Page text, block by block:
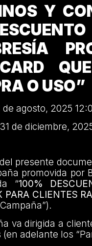
Y
O USO”
de agosto, 2025
de diciembre,
presente
promovida por
“100%
PARA CLIENTES
va dirigida a
adelante los